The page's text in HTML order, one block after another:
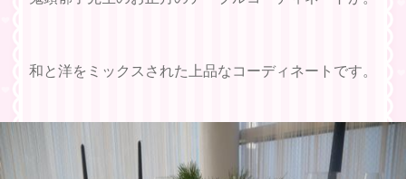
和と洋をミックスされた上品なコーディネートです。